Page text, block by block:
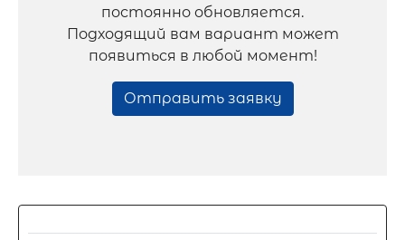
постоянно обновляется.
Подходящий вам вариант может
появиться в любой момент!
Отправить заявку